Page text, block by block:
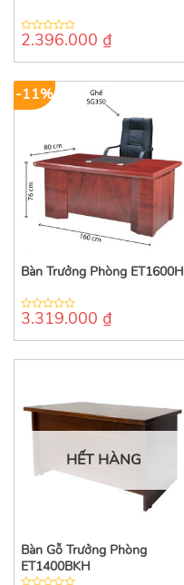
0
of
2.396.000 ₫
-11%
Bàn Trưởng Phòng ET1600H
0
of
3.319.000 ₫
HẾT HÀNG
Bàn Gỗ Trưởng Phòng
ET1400BKH